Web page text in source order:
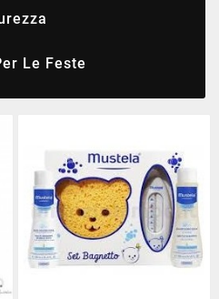
Le Feste